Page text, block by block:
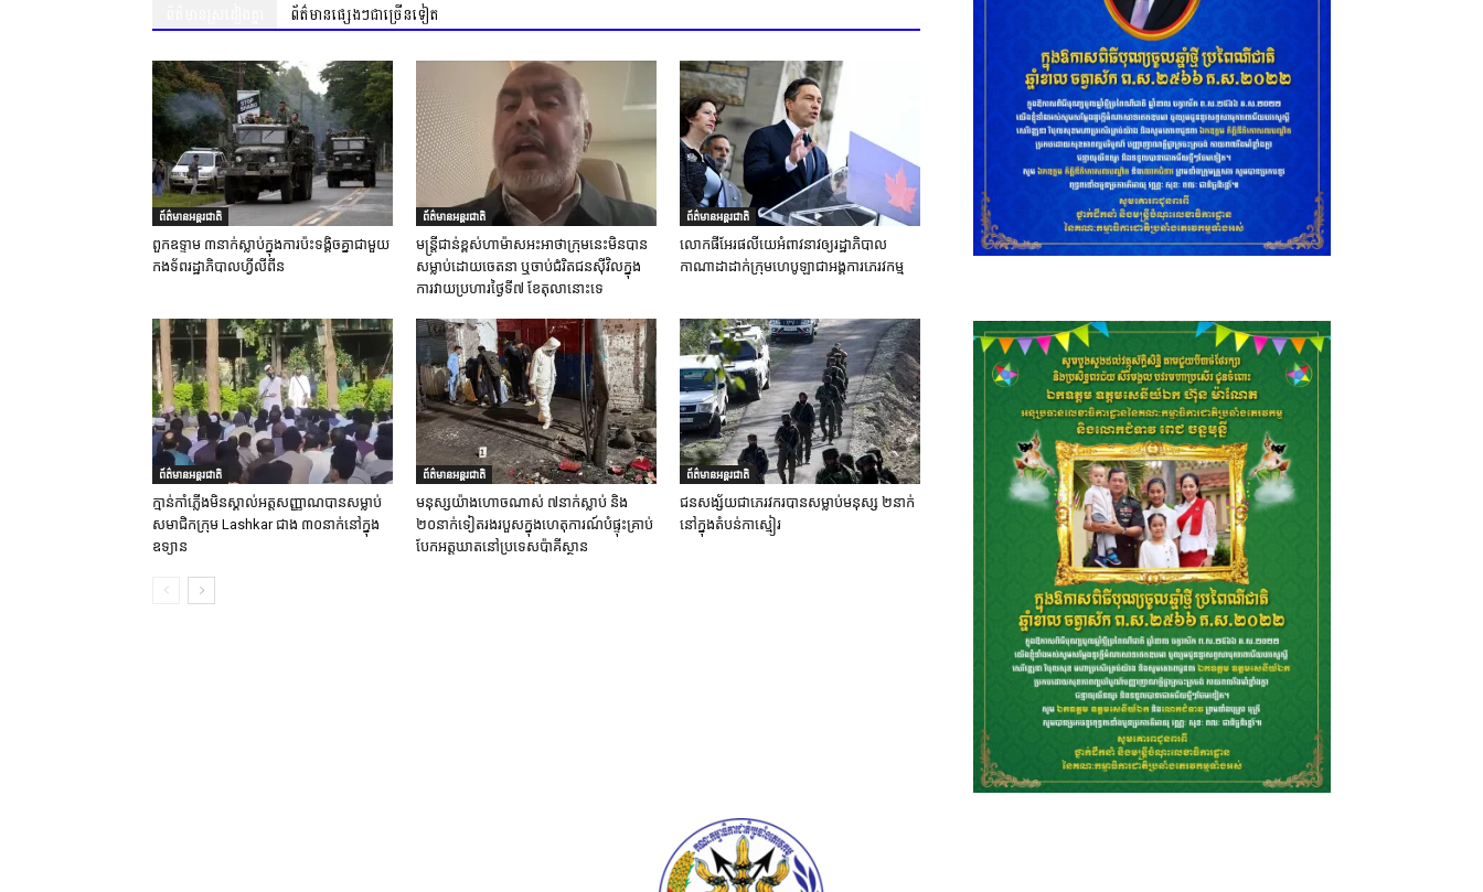
ព័ត៌មានផ្សេងៗជាច្រើនទៀត
ព័ត៌មានអន្តរជាតិ
ពួកឧទ្ទាម ៣នាក់ស្លាប់ក្នុងការប៉ះទង្គិចគ្នាជាមួយ
កងទ័ពរដ្ឋាភិបាលហ្វីលីពីន
ព័ត៌មានអន្តរជាតិ
មន្ត្រីជាន់ខ្ពស់ហាម៉ាសអះអាថាក្រុមនេះមិនបាន
សម្លាប់ដោយចេតនា ឬចាប់ជំរិតជនស៊ីវិលក្នុង
ការវាយប្រហារថ្ងៃទី៧ ខែតុលានោះទេ
ព័ត៌មានអន្តរជាតិ
លោកផីអែរផលីយេអំពាវនាវឲ្យរដ្ឋាភិបាល
កាណាដាដាក់ក្រុមហេបូឡាជាអង្គការភេរវកម្ម
ព័ត៌មានអន្តរជាតិ
ក្មាន់កាំភ្លើងមិនស្គាល់អត្តសញ្ញាណបានសម្លាប់
សមាជិកក្រុម Lashkar ជាង ៣០នាក់នៅក្នុង
ឧទ្យាន
ព័ត៌មានអន្តរជាតិ
មនុស្សយ៉ាងហោចណាស់ ៧នាក់ស្លាប់ និង
២០នាក់ទៀតរងរបួសក្នុងហេតុការណ៍បំផ្ទុះគ្រាប់
បែកអត្តឃាតនៅប្រទេសប៉ាគីស្ថាន
ព័ត៌មានអន្តរជាតិ
ជនសង្ស័យជាភេរវករបានសម្លាប់មនុស្ស ២នាក់
នៅក្នុងតំបន់កាស្មៀរ